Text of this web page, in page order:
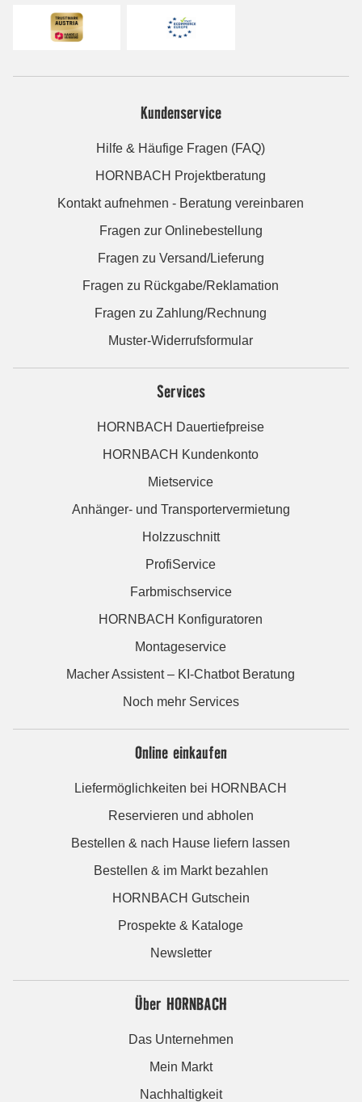
Kundenservice
Hilfe & Häufige Fragen (FAQ)
HORNBACH Projektberatung
Kontakt aufnehmen - Beratung vereinbaren
Fragen zur Onlinebestellung
Fragen zu Versand/Lieferung
Fragen zu Rückgabe/Reklamation
Fragen zu Zahlung/Rechnung
Muster-Widerrufsformular
Services
HORNBACH Dauertiefpreise
HORNBACH Kundenkonto
Mietservice
Anhänger- und Transportervermietung
Holzzuschnitt
ProfiService
Farbmischservice
HORNBACH Konfiguratoren
Montageservice
Macher Assistent – KI-Chatbot Beratung
Noch mehr Services
Online einkaufen
Liefermöglichkeiten bei HORNBACH
Reservieren und abholen
Bestellen & nach Hause liefern lassen
Bestellen & im Markt bezahlen
HORNBACH Gutschein
Prospekte & Kataloge
Newsletter
Über HORNBACH
Das Unternehmen
Mein Markt
Nachhaltigkeit